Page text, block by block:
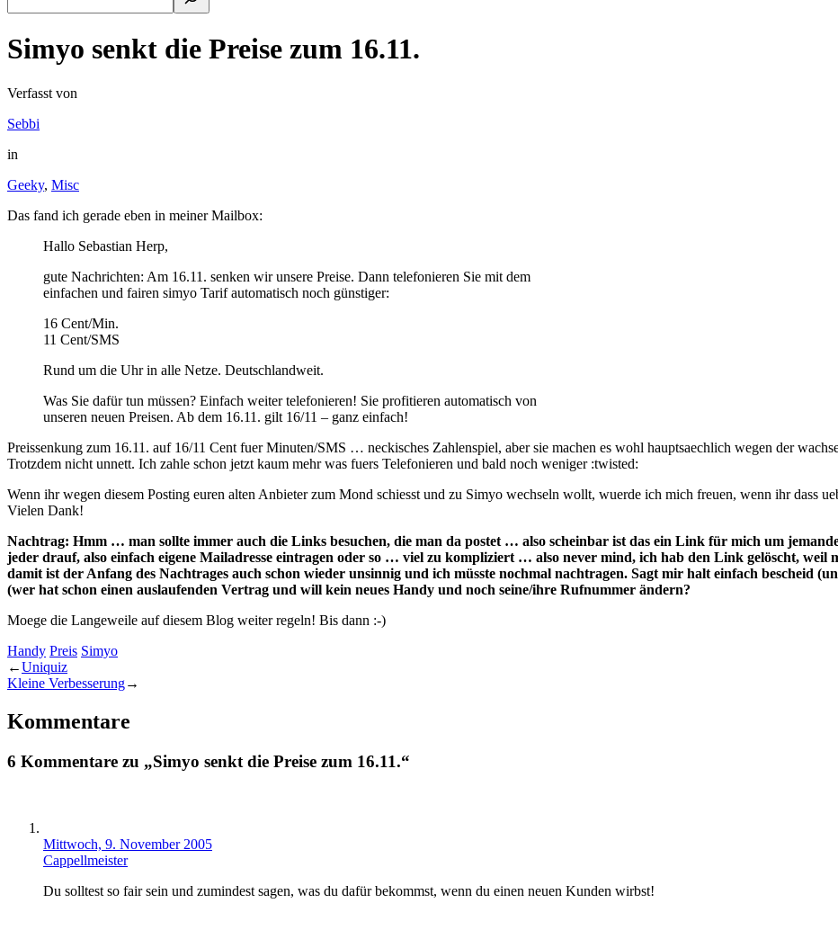
Simyo senkt die Preise zum 16.11.
Verfasst von
Sebbi
in
Geeky, Misc
Das fand ich gerade eben in meiner Mailbox:
Hallo Sebastian Herp,
gute Nachrichten: Am 16.11. senken wir unsere Preise. Dann telefonieren Sie mit dem
einfachen und fairen simyo Tarif automatisch noch günstiger:
16 Cent/Min.
11 Cent/SMS
Rund um die Uhr in alle Netze. Deutschlandweit.
Was Sie dafür tun müssen? Einfach weiter telefonieren! Sie profitieren automatisch von
unseren neuen Preisen. Ab dem 16.11. gilt 16/11 – ganz einfach!
Preissenkung zum 16.11. auf 16/11 Cent fuer Minuten/SMS … neckisches Zahlenspiel, aber sie machen es wohl hauptsaechlich wegen der
Trotzdem nicht unnett. Ich zahle schon jetzt kaum mehr was fuers Telefonieren und bald noch weniger :twisted:
Wenn ihr wegen diesem Posting euren alten Anbieter zum Mond schiesst und zu Simyo wechseln wollt, wuerde ich mich freuen, wenn ihr dass
Vielen Dank!
Nachtrag: Hmm … man sollte immer auch die Links besuchen, die man da postet … also scheinbar ist das ein Link für mich um
jeder drauf, also einfach eigene Mailadresse eintragen oder so … viel zu kompliziert … also never mind, ich hab den Link gelöscht, weil
damit ist der Anfang des Nachtrages auch schon wieder unsinnig und ich müsste nochmal nachtragen. Sagt mir halt einfach bescheid
(wer hat schon einen auslaufenden Vertrag und will kein neues Handy und noch seine/ihre Rufnummer ändern?
Moege die Langeweile auf diesem Blog weiter regeln! Bis dann :-)
Handy Preis Simyo
←Uniquiz
Kleine Verbesserung→
Kommentare
6 Kommentare zu „Simyo senkt die Preise zum 16.11.“
Mittwoch, 9. November 2005
Cappellmeister
Du solltest so fair sein und zumindest sagen, was du dafür bekommst, wenn du einen neuen Kunden wirbst!